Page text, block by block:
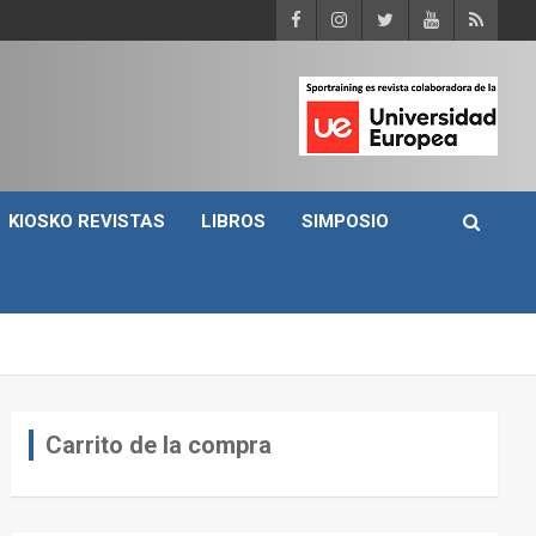
KIOSKO REVISTAS LIBROS SIMPOSIO
Carrito de la compra